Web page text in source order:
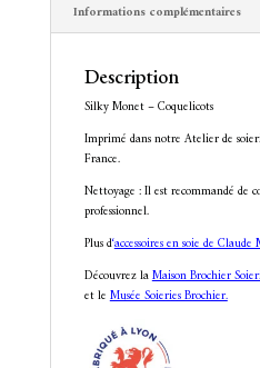
Informations complémentaires
Description
Silky Monet – Coquelicots
Imprimé dans notre Atelier de
France.
Nettoyage : Il est recommandé de
professionnel.
Plus d‘accessoires en soie de Claude
Découvrez laMaison Brochier
et leMusée Soieries Brochier.